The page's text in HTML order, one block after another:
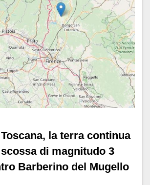
la terra continua
di magnitudo 3
Barberino del Mugello